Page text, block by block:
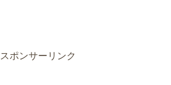
スポンサーリンク